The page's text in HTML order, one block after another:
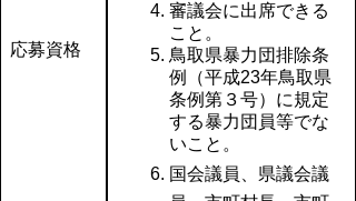
応募資格
審議会に出席できる
こと。
鳥取県暴力団排除条
例（平成23年鳥取県
条例第３号）に規定
する暴力団員等でな
いこと。
国会議員、県議会議